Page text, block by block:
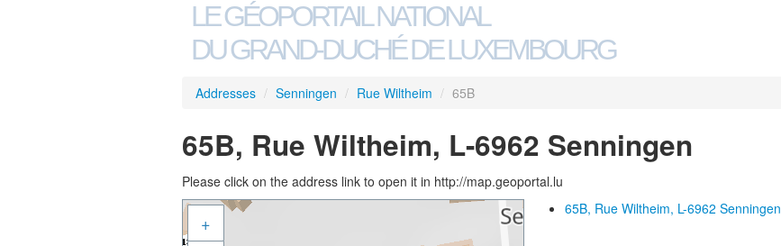
LE GÉOPORTAIL NATIONAL
DU GRAND-DUCHÉ DE LUXEMBOURG
Addresses / Senningen / Rue Wiltheim / 65B
65B, Rue Wiltheim, L-6962 Senningen
Please click on the address link to open it in http://map.geoportal.lu
+
65B, Rue Wiltheim, L-6962 Senningen